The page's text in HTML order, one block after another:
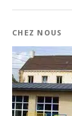
CHEZ NOUS